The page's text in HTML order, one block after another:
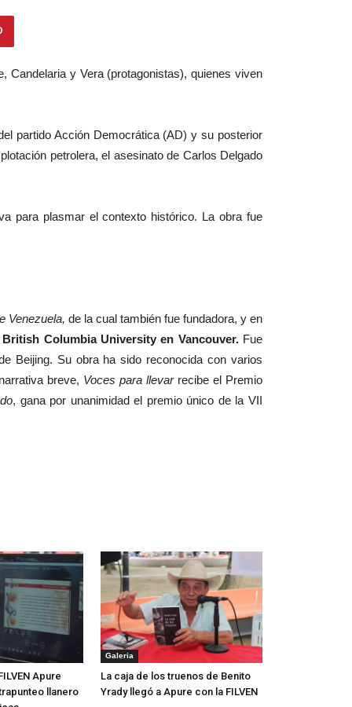
Candelaria y Vera (protagonistas), quienes viven
partido Acción Democrática (AD) y su posterior
petrolera, el asesinato de Carlos Delgado
para plasmar el contexto histórico. La obra fue
Venezuela, de la cual también fue fundadora, y en
Columbia University en Vancouver.Fue
Beijing. Su obra ha sido reconocida con varios
breve, Voces para llevarrecibe el Premio
, gana por unanimidad el premio único de la VII
Apure
llanero
Galeria
La caja de los truenos de Benito
Yrady llegó a Apure con la FILVEN